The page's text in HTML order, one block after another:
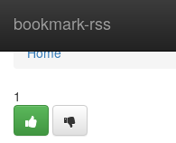
bookmark-rss
Home
Home
1